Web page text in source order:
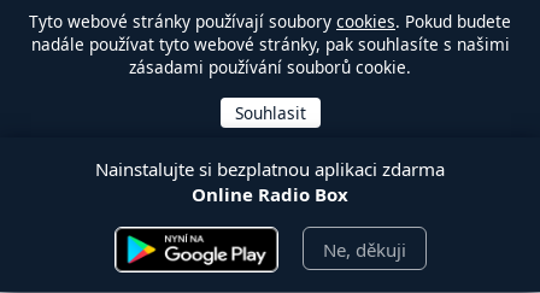
Tyto webové stránky používají soubory cookies. Pokud budete
nadále používat tyto webové stránky, pak souhlasíte s našimi
zásadami používání souborů cookie.
Nainstalujte si bezplatnou aplikaci zdarma
Online Radio Box
Ne, děkuji